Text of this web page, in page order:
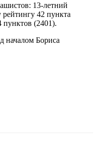
13-летний
42 пункта
(2401).
началом Бориса